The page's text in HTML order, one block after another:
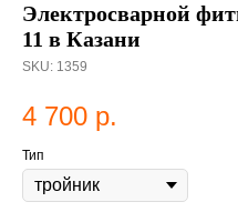
Электросварной
11 в Казани
SKU: 1359
4 700 р.
Тип